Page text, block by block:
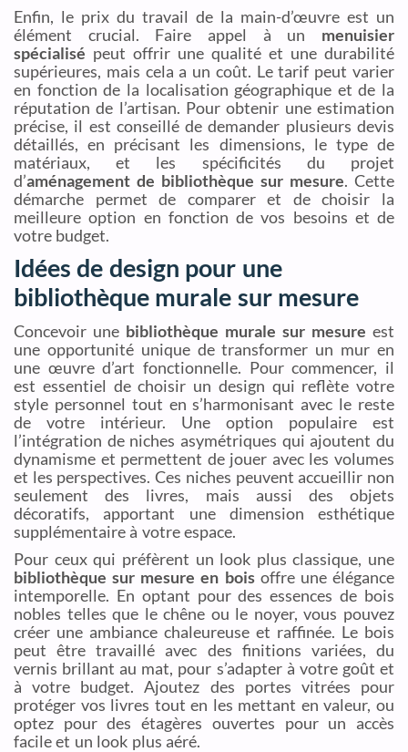
Enfin, le prix du travail de la main-d’œuvre est un
élément crucial. Faire appel à un menuisier
spécialisé peut offrir une qualité et une durabilité
supérieures, mais cela a un coût. Le tarif peut varier
en fonction de la localisation géographique et de la
réputation de l’artisan. Pour obtenir une estimation
précise, il est conseillé de demander plusieurs devis
détaillés, en précisant les dimensions, le type de
matériaux, et les spécificités du projet
d’aménagement de bibliothèque sur mesure. Cette
démarche permet de comparer et de choisir la
meilleure option en fonction de vos besoins et de
votre budget.
Idées de design pour une
bibliothèque murale sur mesure
Concevoir une bibliothèque murale sur mesure est
une opportunité unique de transformer un mur en
une œuvre d’art fonctionnelle. Pour commencer, il
est essentiel de choisir un design qui reflète votre
style personnel tout en s’harmonisant avec le reste
de votre intérieur. Une option populaire est
l’intégration de niches asymétriques qui ajoutent du
dynamisme et permettent de jouer avec les volumes
et les perspectives. Ces niches peuvent accueillir non
seulement des livres, mais aussi des objets
décoratifs, apportant une dimension esthétique
supplémentaire à votre espace.
Pour ceux qui préfèrent un look plus classique, une
bibliothèque sur mesure en boisoffre une élégance
intemporelle. En optant pour des essences de bois
nobles telles que le chêne ou le noyer, vous pouvez
créer une ambiance chaleureuse et raffinée. Le bois
peut être travaillé avec des finitions variées, du
vernis brillant au mat, pour s’adapter à votre goût et
à votre budget. Ajoutez des portes vitrées pour
protéger vos livres tout en les mettant en valeur, ou
optez pour des étagères ouvertes pour un accès
facile et un look plus aéré.